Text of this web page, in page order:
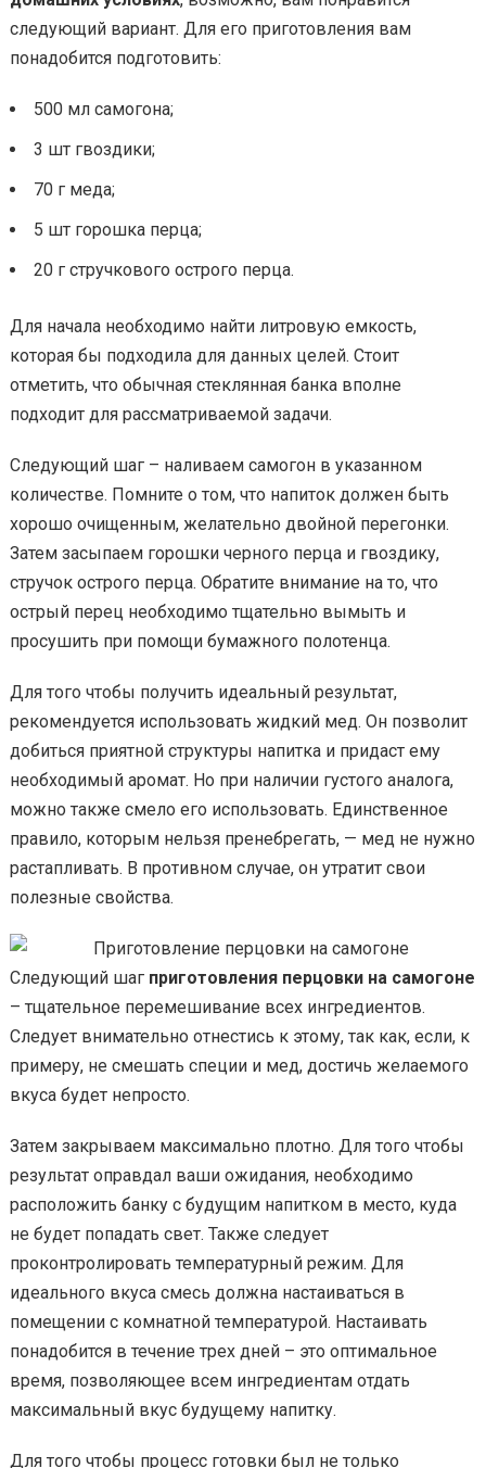
следующий вариант. Для его приготовления вам
понадобится подготовить:
500 мл самогона;
3 шт гвоздики;
70 г меда;
5 шт горошка перца;
20 г стручкового острого перца.
Для начала необходимо найти литровую емкость,
которая бы подходила для данных целей. Стоит
отметить, что обычная стеклянная банка вполне
подходит для рассматриваемой задачи.
Следующий шаг – наливаем самогон в указанном
количестве. Помните о том, что напиток должен быть
хорошо очищенным, желательно двойной перегонки.
Затем засыпаем горошки черного перца и гвоздику,
стручок острого перца. Обратите внимание на то, что
острый перец необходимо тщательно вымыть и
просушить при помощи бумажного полотенца.
Для того чтобы получить идеальный результат,
рекомендуется использовать жидкий мед. Он позволит
добиться приятной структуры напитка и придаст ему
необходимый аромат. Но при наличии густого аналога,
можно также смело его использовать. Единственное
правило, которым нельзя пренебрегать, — мед не нужно
растапливать. В противном случае, он утратит свои
полезные свойства.
Следующий шаг приготовления перцовки на самогоне
– тщательное перемешивание всех ингредиентов.
Следует внимательно отнестись к этому, так как, если, к
примеру, не смешать специи и мед, достичь желаемого
вкуса будет непросто.
Затем закрываем максимально плотно. Для того чтобы
результат оправдал ваши ожидания, необходимо
расположить банку с будущим напитком в место, куда
не будет попадать свет. Также следует
проконтролировать температурный режим. Для
идеального вкуса смесь должна настаиваться в
помещении с комнатной температурой. Настаивать
понадобится в течение трех дней – это оптимальное
время, позволяющее всем ингредиентам отдать
максимальный вкус будущему напитку.
Для того чтобы процесс готовки был не только